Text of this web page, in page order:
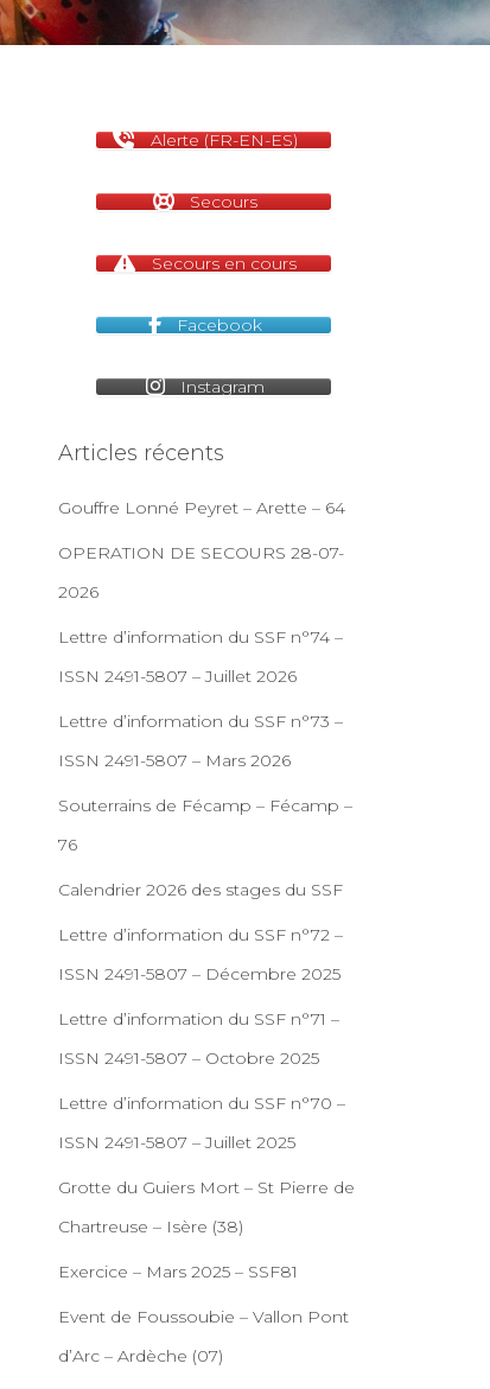
Alerte (FR-EN-ES)
Secours
Secours en cours
Facebook
Instagram
Articles récents
Gouffre Lonné Peyret – Arette – 64
OPERATION DE SECOURS 28-07-
2026
Lettre d’information du SSF n°74 –
ISSN 2491-5807 – Juillet 2026
Lettre d’information du SSF n°73 –
ISSN 2491-5807 – Mars 2026
Souterrains de Fécamp – Fécamp –
76
Calendrier 2026 des stages du SSF
Lettre d’information du SSF n°72 –
ISSN 2491-5807 – Décembre 2025
Lettre d’information du SSF n°71 –
ISSN 2491-5807 – Octobre 2025
Lettre d’information du SSF n°70 –
ISSN 2491-5807 – Juillet 2025
Grotte du Guiers Mort – St Pierre de
Chartreuse – Isère (38)
Exercice – Mars 2025 – SSF81
Event de Foussoubie – Vallon Pont
d’Arc – Ardèche (07)